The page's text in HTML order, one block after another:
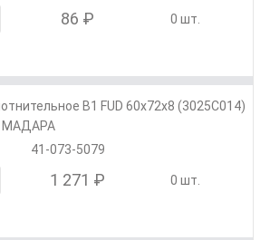
86 ₽ 0 шт.
B1 FUD 60x72x8 (3025C014)
МАДАРА
41-073-5079
1 271 ₽ 0 шт.